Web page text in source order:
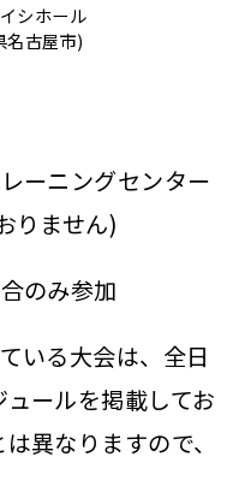
シホール
名古屋市)
ーニングセンター
りません)
のみ参加
る大会は、全日
ールを掲載してお
異なりますので、